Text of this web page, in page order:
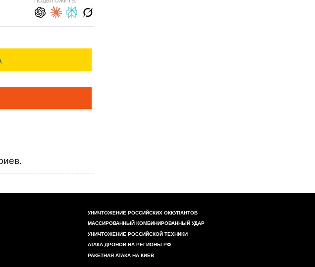
УНИЧТОЖЕНИЕ РОССИЙСКИХ ОККУПАНТОВ
МАССИРОВАННЫЙ КОМБИНИРОВАННЫЙ УДАР
УНИЧТОЖЕНИЕ РОССИЙСКОЙ ТЕХНИКИ
АТАКА ДРОНОВ НА РЕГИОНЫ РФ
РАКЕТНАЯ АТАКА НА КИЕВ